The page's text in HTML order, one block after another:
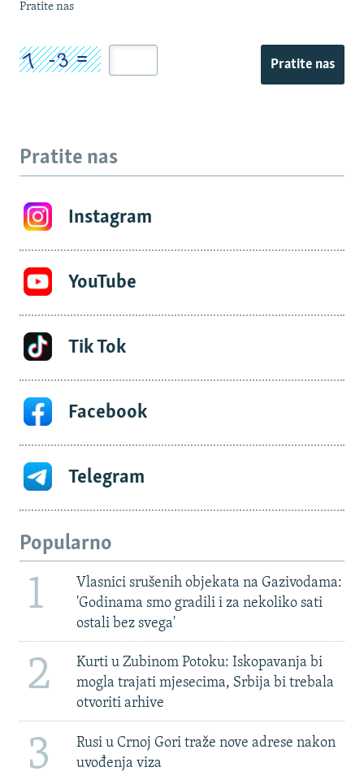
Pratite nas
Pratite nas
Pratite nas
Instagram
YouTube
Tik Tok
Facebook
Telegram
Popularno
1
Vlasnici srušenih objekata na Gazivodama:
'Godinama smo gradili i za nekoliko sati
ostali bez svega'
2
Kurti u Zubinom Potoku: Iskopavanja bi
mogla trajati mjesecima, Srbija bi trebala
otvoriti arhive
3
Rusi u Crnoj Gori traže nove adrese nakon
uvođenja viza